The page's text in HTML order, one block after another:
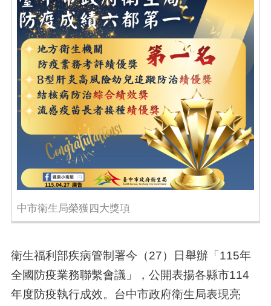
中市衛生局榮獲四大獎項
衛生福利部疾病管制署今（27）日舉辦「115年
全國防疫業務聯繫會議」，公開表揚各縣市114
年度防疫執行成效。台中市政府衛生局表現亮